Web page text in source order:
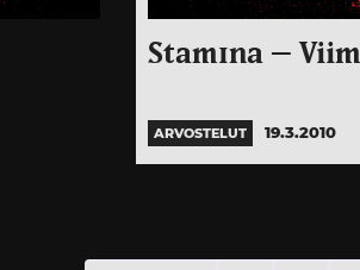
Stam1na –
ARVOSTELUT 19.3.2010